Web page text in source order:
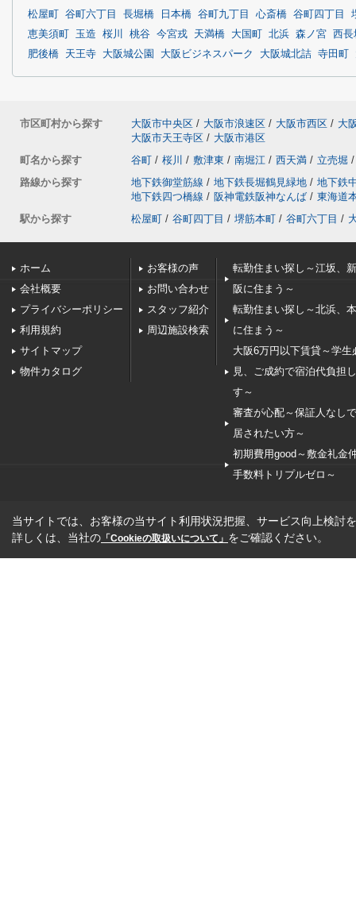
松屋町 谷町六丁目 長堀橋 日本橋 谷町九丁目 心斎橋 谷町四丁目
恵美須町
玉造 桜川 桃谷 今宮戎 天満橋 大国町 北浜 森ノ宮
西長
肥後橋
天王寺 大阪城公園 大阪ビジネスパーク 大阪城北詰 寺田町
市区町村から探す 大阪市中央区 / 大阪市浪速区 / 大阪市西区 / 大
大阪市天王寺区 / 大阪市港区
町名から探す
谷町 / 桜川 / 敷津東 / 南堀江 / 西天満 / 立売堀 /
路線から探す
地下鉄御堂筋線 / 地下鉄長堀鶴見緑地 / 地下鉄
地下鉄四つ橋線 / 阪神電鉄阪神なんば / 東海道
駅から探す
松屋町 / 谷町四丁目 / 堺筋本町 / 谷町六丁目 /
ホーム
会社概要
プライバシーポリシー
利用規約
サイトマップ
物件カタログ
お客様の声
お問い合わせ
スタッフ紹介
周辺施設検索
転勤住まい探し～江坂、
阪に住まう～
転勤住まい探し～北浜、
に住まう～
大阪6万円以下賃貸～学生
見、ご成約で宿泊代負担
す～
審査が心配～保証人なし
居されたい方～
初期費用good～敷金礼金
手数料トリプルゼロ～
当サイトでは、お客様の当サイト利用状況把握、サービス向上検討
詳しくは、当社の 「Cookieの取扱いについて」 をご確認ください。